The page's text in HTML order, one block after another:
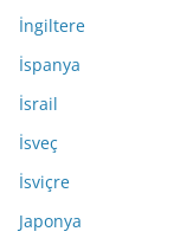
İngiltere
İspanya
İsrail
İsveç
İsviçre
Japonya